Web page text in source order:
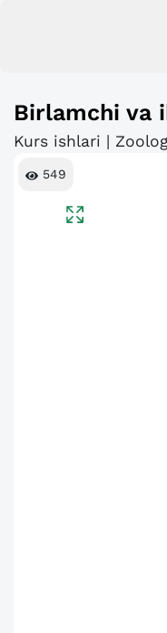
Birlamchi va
Kurs ishlari |
549